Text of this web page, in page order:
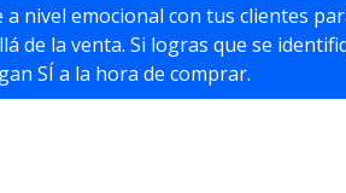
a nivel emocional con tus clientes
de la venta. Si logras que se
SÍ a la hora de comprar.